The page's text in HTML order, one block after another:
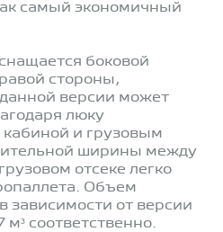
самый экономичный
боковой
стороны,
версии может
люку
и грузовым
ширины между
отсеке легко
Объем
зависимости от версии
м³ соответственно.